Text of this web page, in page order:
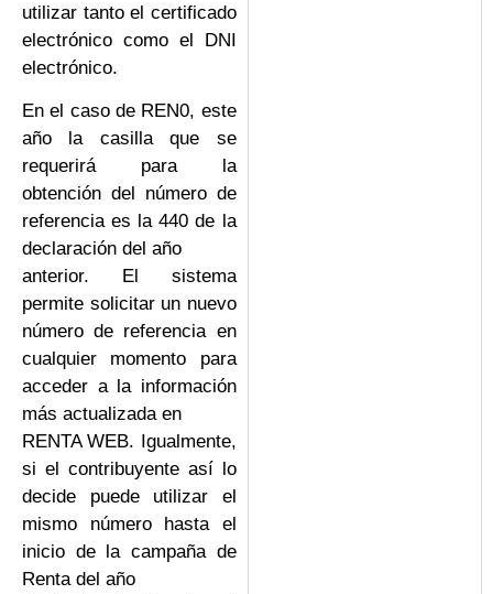
utilizar tanto el certificado
electrónico como el DNI
electrónico.
En el caso de REN0, este
año la casilla que se
requerirá para la
obtención del número de
referencia es la 440 de la
declaración del año
anterior. El sistema
permite solicitar un nuevo
número de referencia en
cualquier momento para
acceder a la información
más actualizada en
RENTA WEB. Igualmente,
si el contribuyente así lo
decide puede utilizar el
mismo número hasta el
inicio de la campaña de
Renta del año